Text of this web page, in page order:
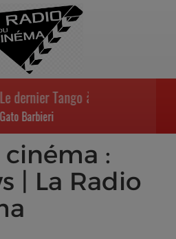
Le dernier Tango à Paris - Last
Gato Barbieri
cinéma :
| La Radio